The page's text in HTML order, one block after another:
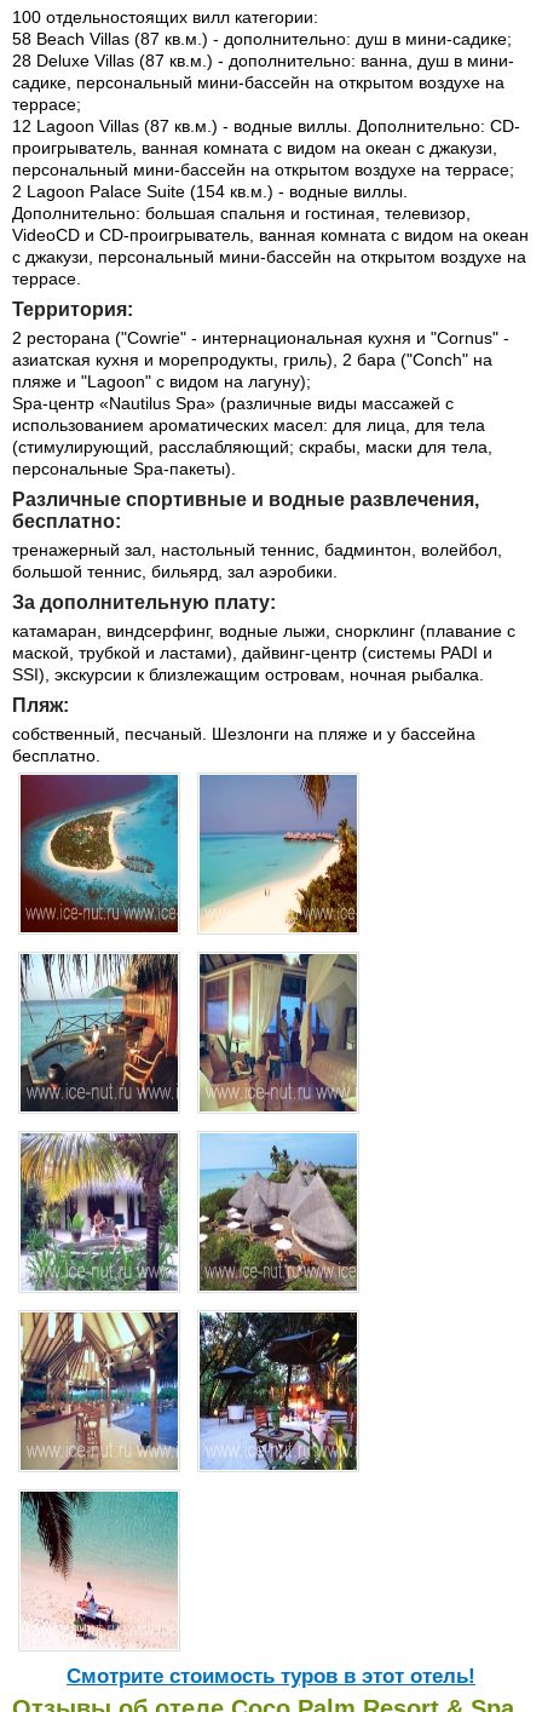
100 отдельностоящих вилл категории:
58 Beach Villas (87 кв.м.) - дополнительно: душ в мини-садике;
28 Deluxe Villas (87 кв.м.) - дополнительно: ванна, душ в мини-
садике, персональный мини-бассейн на открытом воздухе на
террасе;
12 Lagoon Villas (87 кв.м.) - водные виллы. Дополнительно: CD-
проигрыватель, ванная комната с видом на океан с джакузи,
персональный мини-бассейн на открытом воздухе на террасе;
2 Lagoon Palace Suite (154 кв.м.) - водные виллы.
Дополнительно: большая спальня и гостиная, телевизор,
VideoCD и CD-проигрыватель, ванная комната с видом на океан
с джакузи, персональный мини-бассейн на открытом воздухе на
террасе.
Территория:
2 ресторана ("Cowrie" - интернациональная кухня и "Cornus" -
азиатская кухня и морепродукты, гриль), 2 бара ("Conch" на
пляже и "Lagoon" с видом на лагуну);
Spa-центр «Nautilus Spa» (различные виды массажей с
использованием ароматических масел: для лица, для тела
(стимулирующий, расслабляющий; скрабы, маски для тела,
персональные Spa-пакеты).
Различные спортивные и водные развлечения,
бесплатно:
тренажерный зал, настольный теннис, бадминтон, волейбол,
большой теннис, бильярд, зал аэробики.
За дополнительную плату:
катамаран, виндсерфинг, водные лыжи, снорклинг (плавание с
маской, трубкой и ластами), дайвинг-центр (системы PADI и
SSI), экскурсии к близлежащим островам, ночная рыбалка.
Пляж:
собственный, песчаный. Шезлонги на пляже и у бассейна
бесплатно.
Cмотрите стоимость туров в этот отель!